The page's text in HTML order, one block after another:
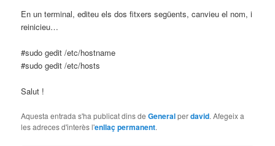
En un terminal, editeu els dos fitxers següents, canvieu el nom, i
reinicieu…
#sudo gedit /etc/hostname
#sudo gedit /etc/hosts
Salut !
Aquesta entrada s'ha publicat dins deGeneralperdavid. Afegeix a
les adreces d'interès l'enllaç permanent.